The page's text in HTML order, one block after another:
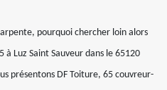
pourquoi chercher loin alors
à Luz Saint Sauveur dans le 65120
présentons DF Toiture, 65 couvreur-